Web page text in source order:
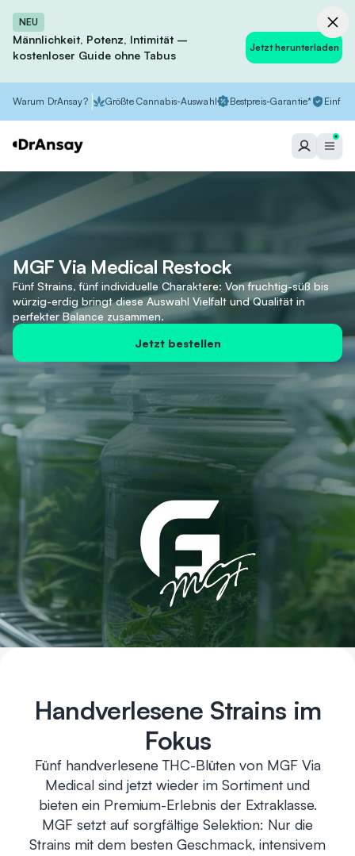
NEU
Männlichkeit, Potenz, Intimität –
kostenloser Guide ohne Tabus
Jetzt herunterladen
Warum DrAnsay? Größte Cannabis-Auswahl Bestpreis-Garantie*
MGF Via Medical Restock
Fünf Strains, fünf individuelle Charaktere: Von fruchtig-süß bis
würzig-erdig bringt diese Auswahl Vielfalt und Qualität in
perfekter Balance zusammen.
Jetzt bestellen
Handverlesene Strains im
Fokus
Fünf handverlesene THC-Blüten von MGF Via
Medical sind jetzt wieder im Sortiment und
bieten ein Premium-Erlebnis der Extraklasse.
MGF setzt auf sorgfältige Selektion: Nur die
Strains mit dem besten Geschmack, intensivem